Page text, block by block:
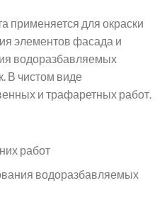
применяется для окраски
элементов фасада и
водоразбавляемых
В чистом виде
и трафаретных работ.
работ
водоразбавляемых